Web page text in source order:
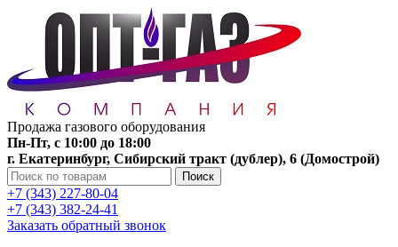
Продажа газового оборудования
Пн-Пт, с 10:00 до 18:00
г. Екатеринбург, Сибирский тракт (дублер), 6 (Домострой)
Поиск
+7 (343) 227-80-04
+7 (343) 382-24-41
Заказать обратный звонок